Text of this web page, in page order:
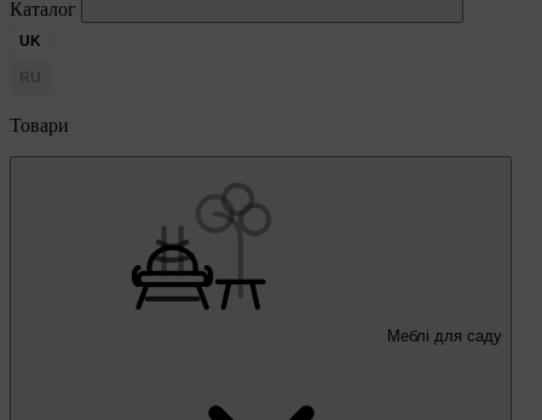
Каталог
UK
RU
Товари
Меблі для саду